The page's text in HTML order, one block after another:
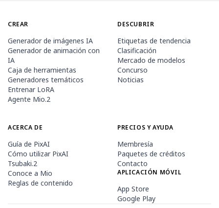
CREAR
Generador de imágenes IA
Generador de animación con
IA
Caja de herramientas
Generadores temáticos
Entrenar LoRA
Agente Mio.2
DESCUBRIR
Etiquetas de tendencia
Clasificación
Mercado de modelos
Concurso
Noticias
ACERCA DE
Guía de PixAI
Cómo utilizar PixAI
Tsubaki.2
Conoce a Mio
Reglas de contenido
PRECIOS Y AYUDA
Membresía
Paquetes de créditos
Contacto
APLICACIÓN MÓVIL
App Store
Google Play